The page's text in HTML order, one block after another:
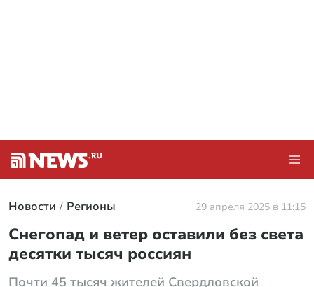
Новости Регионы 29 апреля 2025 в 11:15
Снегопад и ветер оставили без света
десятки тысяч россиян
Почти 45 тысяч жителей Свердловской